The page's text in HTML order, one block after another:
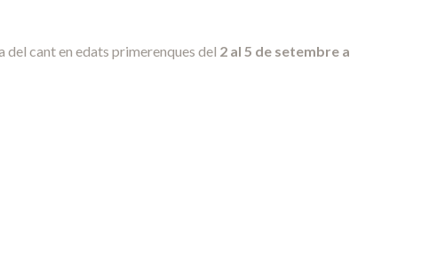
cant en edats primerenques del 2 al 5 de setembre a